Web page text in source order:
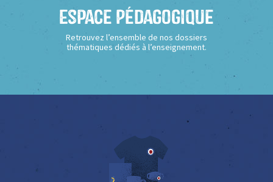
Espace Pédagogique
Retrouvez l’ensemble de nos dossiers
thématiques dédiés à l’enseignement.